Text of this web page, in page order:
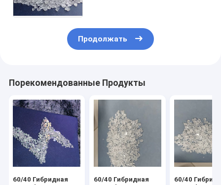
Продолжать
Порекомендованные Продукты
60/40 Гибридная
60/40 Гибридная
60/40